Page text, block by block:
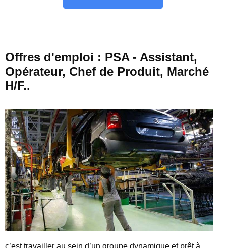
Offres d'emploi : PSA - Assistant,
Opérateur, Chef de Produit, Marché
H/F..
c’est travailler au sein d’un groupe dynamique et prêt à